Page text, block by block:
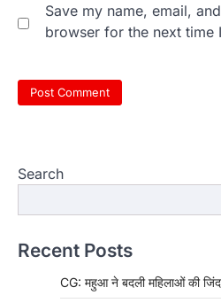
Save my name, email,
browser for the next time
Search
Recent Posts
CG: महुआ ने बदली महिलाओं की